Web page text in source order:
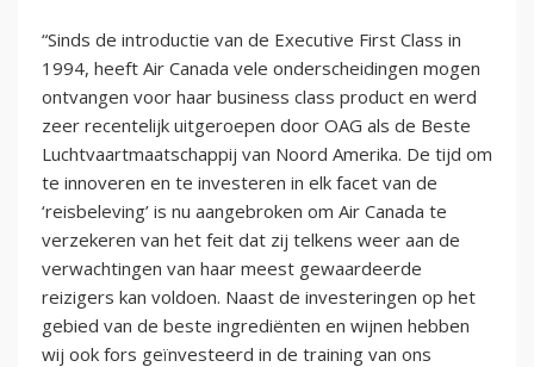
“Sinds de introductie van de Executive First Class in
1994, heeft Air Canada vele onderscheidingen mogen
ontvangen voor haar business class product en werd
zeer recentelijk uitgeroepen door OAG als de Beste
Luchtvaartmaatschappij van Noord Amerika. De tijd om
te innoveren en te investeren in elk facet van de
‘reisbeleving’ is nu aangebroken om Air Canada te
verzekeren van het feit dat zij telkens weer aan de
verwachtingen van haar meest gewaardeerde
reizigers kan voldoen. Naast de investeringen op het
gebied van de beste ingrediënten en wijnen hebben
wij ook fors geïnvesteerd in de training van ons